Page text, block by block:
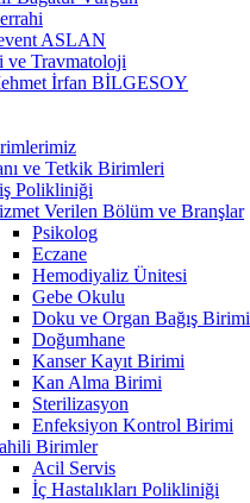
ASLAN
ve Travmatoloji
İrfan BİLGESOY
ve Tetkik Birimleri
Polikliniği
Verilen Bölüm ve Branşlar
Psikolog
Eczane
Hemodiyaliz Ünitesi
Gebe Okulu
Doku ve Organ Bağış Birimi
Doğumhane
Kanser Kayıt Birimi
Kan Alma Birimi
Sterilizasyon
Enfeksiyon Kontrol Birimi
Birimler
Acil Servis
İç Hastalıkları Polikliniği